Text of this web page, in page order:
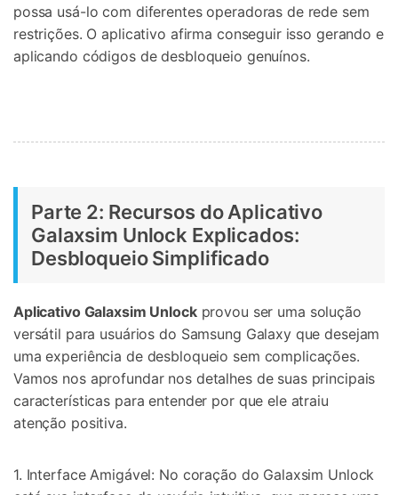
possa usá-lo com diferentes operadoras de rede sem
restrições. O aplicativo afirma conseguir isso gerando e
aplicando códigos de desbloqueio genuínos.
Parte 2: Recursos do Aplicativo
Galaxsim Unlock Explicados:
Desbloqueio Simplificado
Aplicativo Galaxsim Unlockprovou ser uma solução
versátil para usuários do Samsung Galaxy que desejam
uma experiência de desbloqueio sem complicações.
Vamos nos aprofundar nos detalhes de suas principais
características para entender por que ele atraiu
atenção positiva.
1. Interface Amigável: No coração do Galaxsim Unlock